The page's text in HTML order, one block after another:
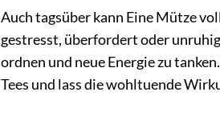
Auch tagsüber kann Eine Mütze
gestresst, überfordert oder unruhig
ordnen und neue Energie zu
Tees und lass die wohltuende